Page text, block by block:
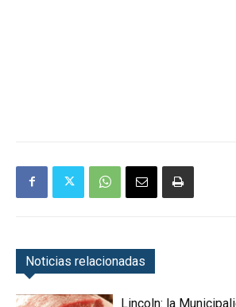
Noticias relacionadas
Lincoln: la